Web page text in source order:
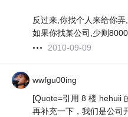
反过来,你找个人来给你
如果你找某公司,少则
2010-09-09
wwfgu00ing
[Quote=引用 8 楼 hehuii
再补充一下，我们是公司